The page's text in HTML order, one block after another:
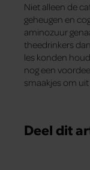
Niet alleen de
geheugen en
aminozuur
theedrinkers
les konden
nog een
smaakjes om
Deel dit